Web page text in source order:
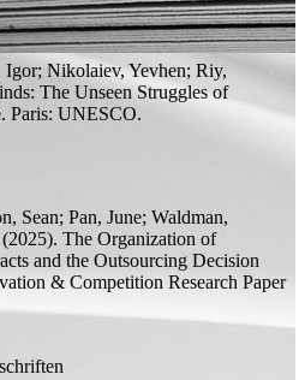
Igor; Nikolaiev, Yevhen; Riy,
The Unseen Struggles of
Paris: UNESCO.
Sean; Pan, June; Waldman,
(2025). The Organization of
and the Outsourcing Decision
& Competition Research Paper